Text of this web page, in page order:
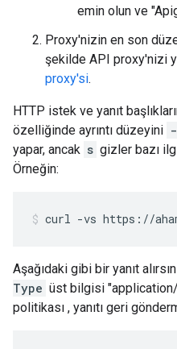
emin olun ve
Proxy'nizin en son
şekilde API proxy'nizi
proxy'si.
HTTP istek ve yanıt
özelliğinde ayrıntı düzeyini
yapar, ancak s gizler bazı
Örneğin:
curl -vs https : //
Aşağıdaki gibi bir yanıt
Type üst bilgisi
politikası , yanıtı geri